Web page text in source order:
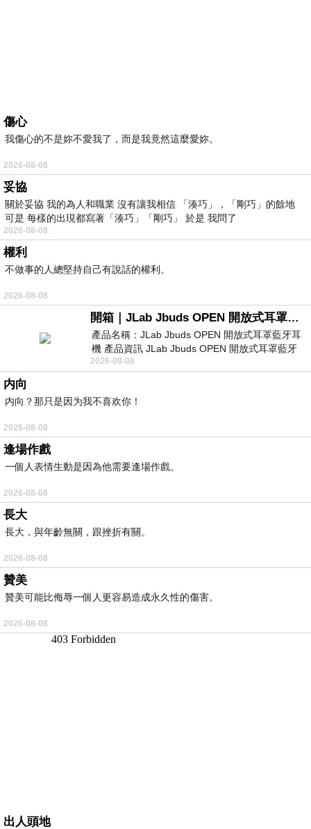
傷心
我傷心的不是妳不愛我了，而是我竟然這麼愛妳。
2026-08-08
妥協
關於妥協 我的為人和職業 沒有讓我相信 「湊巧」，「剛巧」的餘地
可是 每樣的出現都寫著「湊巧」「剛巧」 於是 我問了
2026-08-08
權利
不做事的人總堅持自己有說話的權利。
2026-08-08
開箱｜JLab Jbuds OPEN 開放式耳罩藍牙耳機 - 設計美學，輕巧、透氣、環境音全物理達成！
產品名稱：JLab Jbuds OPEN 開放式耳罩藍牙耳
機 產品資訊 JLab Jbuds OPEN 開放式耳罩藍牙
耳機評語：非常有特色，值得喜愛美型工
2026-08-08
内向
内向？那只是因为我不喜欢你！
2026-08-08
逢場作戲
一個人表情生動是因為他需要逢場作戲。
2026-08-08
長大
長大，與年齡無關，跟挫折有關。
2026-08-08
贊美
贊美可能比侮辱一個人更容易造成永久性的傷害。
2026-08-08
出人頭地